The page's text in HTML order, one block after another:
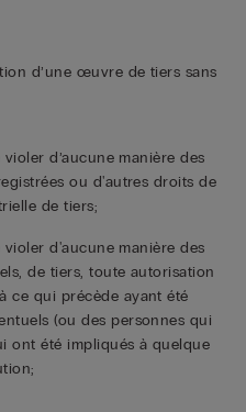
d’une œuvre de tiers sans
d’aucune manière des
ou d'autres droits de
de tiers;
d'aucune manière des
de tiers, toute autorisation
ce qui précède ayant été
(ou des personnes qui
ont été impliqués à quelque